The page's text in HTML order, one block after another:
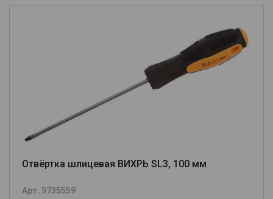
Отвёртка шлицевая ВИХРЬ SL3, 100 мм
Арт. 9735559